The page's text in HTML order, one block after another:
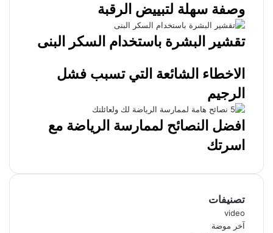
وصفة سهلة لتبييض الرقبة
تقشير البشرة باستخدام السكر البنى
الاخطاء الشائعة التي تسبب فشل
الرجيم
افضل النصائح لممارسة الرياضة مع
اسرتك
تصنيفات
video
آخر موضة